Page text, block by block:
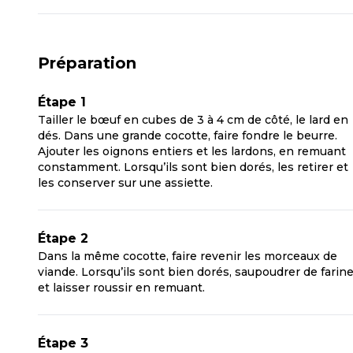
Préparation
Étape 1
Tailler le bœuf en cubes de 3 à 4 cm de côté, le lard en
dés. Dans une grande cocotte, faire fondre le beurre.
Ajouter les oignons entiers et les lardons, en remuant
constamment. Lorsqu’ils sont bien dorés, les retirer et
les conserver sur une assiette.
Étape 2
Dans la même cocotte, faire revenir les morceaux de
viande. Lorsqu’ils sont bien dorés, saupoudrer de farine
et laisser roussir en remuant.
Étape 3